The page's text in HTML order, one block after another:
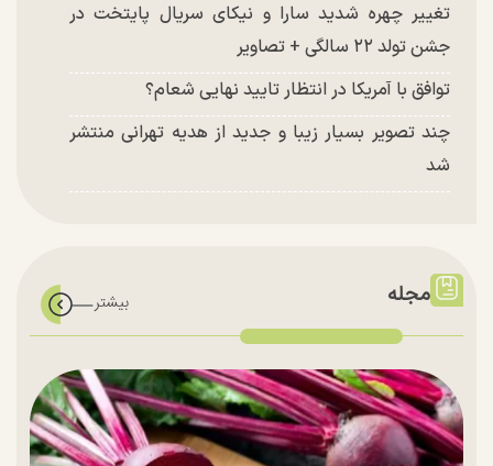
تغییر چهره شدید سارا و نیکای سریال پایتخت در
جشن تولد ۲۲ سالگی + تصاویر
توافق با آمریکا در انتظار تایید نهایی شعام؟
چند تصویر بسیار زیبا و جدید از هدیه تهرانی منتشر
شد
مجله